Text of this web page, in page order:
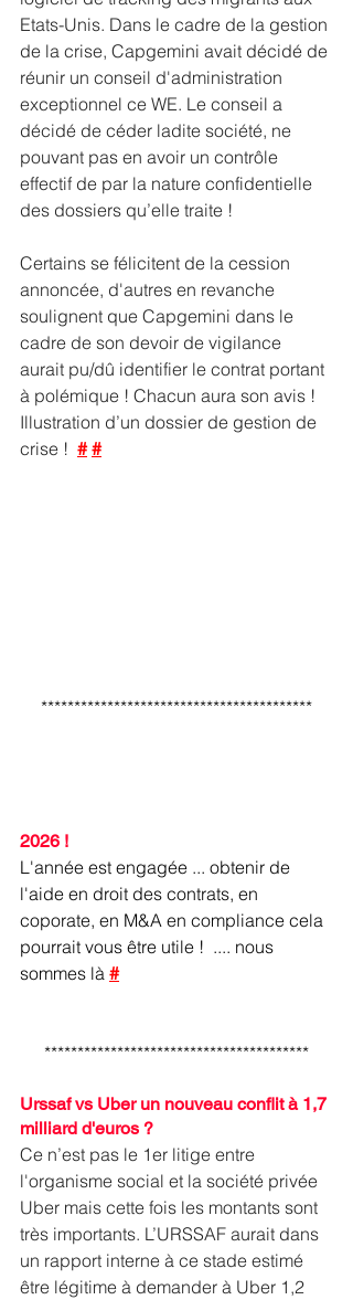
Etats-Unis. Dans le cadre de la gestion
de la crise, Capgemini avait décidé de
réunir un conseil d'administration
exceptionnel ce WE. Le conseil a
décidé de céder ladite société, ne
pouvant pas en avoir un contrôle
effectif de par la nature confidentielle
des dossiers qu’elle traite !
Certains se félicitent de la cession
annoncée, d'autres en revanche
soulignent que Capgemini dans le
cadre de son devoir de vigilance
aurait pu/dû identifier le contrat portant
à polémique ! Chacun aura son avis !
Illustration d’un dossier de gestion de
crise ! # #
*****************************************
2026 !
L'année est engagée ... obtenir de
l'aide en droit des contrats, en
coporate, en M&A en compliance cela
pourrait vous être utile !  .... nous
sommes là #
****************************************
Urssaf vs Uber un nouveau conflit à 1,7
milliard d'euros ?
Ce n’est pas le 1er litige entre
l'organisme social et la société privée
Uber mais cette fois les montants sont
très importants. L’URSSAF aurait dans
un rapport interne à ce stade estimé
être légitime à demander à Uber 1,2